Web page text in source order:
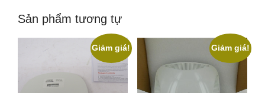
Sản phẩm tương tự
Giảm giá! Giảm giá!